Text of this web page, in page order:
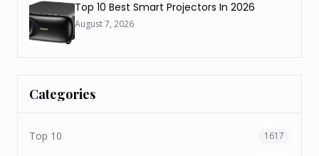
Top 10 Best Smart Projectors In 2026
August 7, 2026
Categories
Top 10 1617